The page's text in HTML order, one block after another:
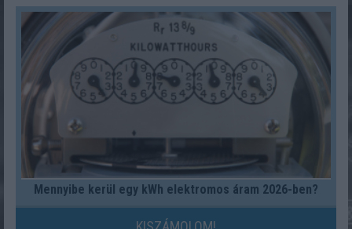
Mennyibe kerül egy kWh elektromos áram 2026-ben?